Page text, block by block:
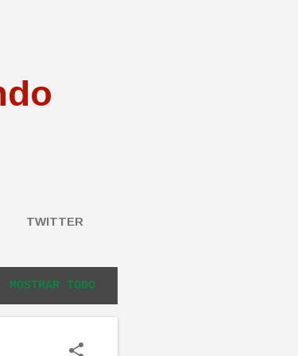
TWITTER
MOSTRAR TODO